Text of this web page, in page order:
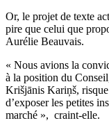
Or, le projet de texte
pire que celui que
Aurélie Beauvais.
« Nous avions la
à la position du
Krišjānis Kariņš, risque
d’exposer les petites
marché », craint-elle.